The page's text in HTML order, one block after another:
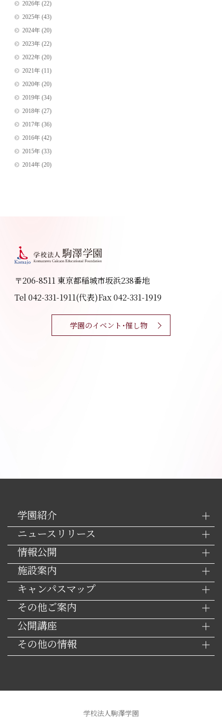
2026年(22)
2025年(43)
2024年(20)
2023年(22)
2022年(20)
2021年(11)
2020年(20)
2019年(34)
2018年(27)
2017年(36)
2016年(42)
2015年(33)
2014年(20)
〒206-8511 東京都稲城市坂浜238番地
Tel 042-331-1911(代表)Fax 042-331-1919
学園のイベント・催し物
学園紹介
ニュースリリース
情報公開
施設案内
キャンパスマップ
その他ご案内
公開講座
その他の情報
学校法人駒澤学園